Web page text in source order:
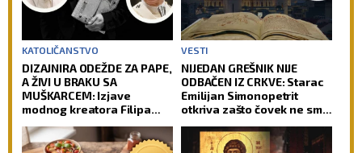
KATOLIČANSTVO
DIZAJNIRA ODEŽDE ZA PAPE,
A ŽIVI U BRAKU SA
MUŠKARCEM: Izjave
modnog kreatora Filipa
neprijatno pitanje za
Katoličku crkvu
VESTI
NIJEDAN GREŠNIK NIJE
ODBAČEN IZ CRKVE: Starac
Emilijan Simonopetrit
otkriva zašto čovek ne sme